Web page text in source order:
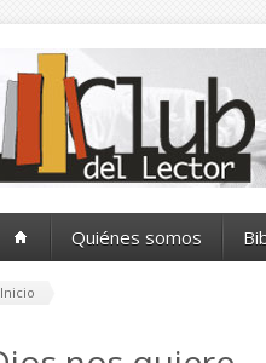
Quiénes somos
Inicio